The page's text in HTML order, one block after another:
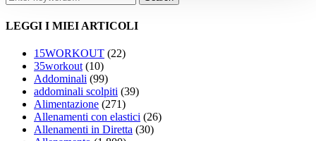
LEGGI I MIEI ARTICOLI
15WORKOUT (22)
35workout(10)
Addominali (99)
addominali scolpiti (39)
Alimentazione (271)
Allenamenti con elastici (26)
Allenamenti in Diretta (30)